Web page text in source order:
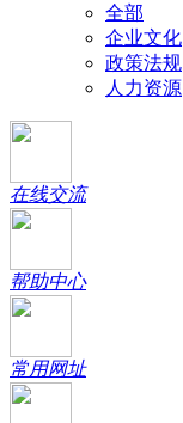
全部
企业文化
政策法规
人力资源
在线交流
帮助中心
常用网址